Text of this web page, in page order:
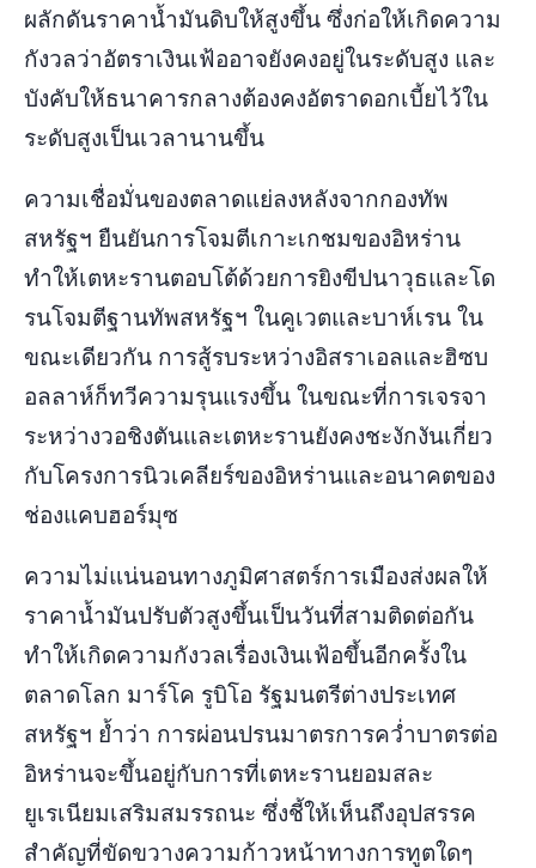
ผลักดันราคาน้ำมันดิบให้สูงขึ้น ซึ่งก่อให้เกิดความ
กังวลว่าอัตราเงินเฟ้ออาจยังคงอยู่ในระดับสูง และ
บังคับให้ธนาคารกลางต้องคงอัตราดอกเบี้ยไว้ใน
ระดับสูงเป็นเวลานานขึ้น
ความเชื่อมั่นของตลาดแย่ลงหลังจากกองทัพ
สหรัฐฯ ยืนยันการโจมตีเกาะเกชมของอิหร่าน
ทำให้เตหะรานตอบโต้ด้วยการยิงขีปนาวุธและโด
รนโจมตีฐานทัพสหรัฐฯ ในคูเวตและบาห์เรน ใน
ขณะเดียวกัน การสู้รบระหว่างอิสราเอลและฮิซบ
อลลาห์ก็ทวีความรุนแรงขึ้น ในขณะที่การเจรจา
ระหว่างวอชิงตันและเตหะรานยังคงชะงักงันเกี่ยว
กับโครงการนิวเคลียร์ของอิหร่านและอนาคตของ
ช่องแคบฮอร์มุซ
ความไม่แน่นอนทางภูมิศาสตร์การเมืองส่งผลให้
ราคาน้ำมันปรับตัวสูงขึ้นเป็นวันที่สามติดต่อกัน
ทำให้เกิดความกังวลเรื่องเงินเฟ้อขึ้นอีกครั้งใน
ตลาดโลก มาร์โค รูบิโอ รัฐมนตรีต่างประเทศ
สหรัฐฯ ย้ำว่า การผ่อนปรนมาตรการคว่ำบาตรต่อ
อิหร่านจะขึ้นอยู่กับการที่เตหะรานยอมสละ
ยูเรเนียมเสริมสมรรถนะ ซึ่งชี้ให้เห็นถึงอุปสรรค
สำคัญที่ขัดขวางความก้าวหน้าทางการทูตใดๆ